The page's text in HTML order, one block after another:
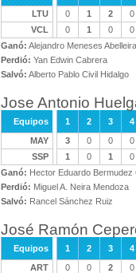
LTU
0 1 2 0
VCL
0 1 0 0
Ganó: Alejandro Meneses Abelleira
Perdió: Yan Edwin Cabrera
Salvó: Alberto Pablo Civil Hidalgo
Jose Antonio
Equipos 1 2 3 4
MAY
3 0 0 0
SSP
1 0 1 0
Ganó: Hector Eduardo Bermudez
Perdió: Miguel A. Neira Mendoza
Salvó: Rancel Sánchez Ruiz
José Ramón
Equipos 1 2 3 4
ART
0 0 2 0